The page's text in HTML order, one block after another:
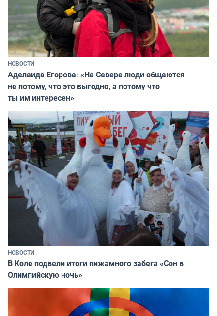
НОВОСТИ
Аделаида Егорова: «На Севере люди общаются
не потому, что это выгодно, а потому что
ты им интересен»
НОВОСТИ
В Коле подвели итоги пижамного забега «Сон в
Олимпийскую ночь»